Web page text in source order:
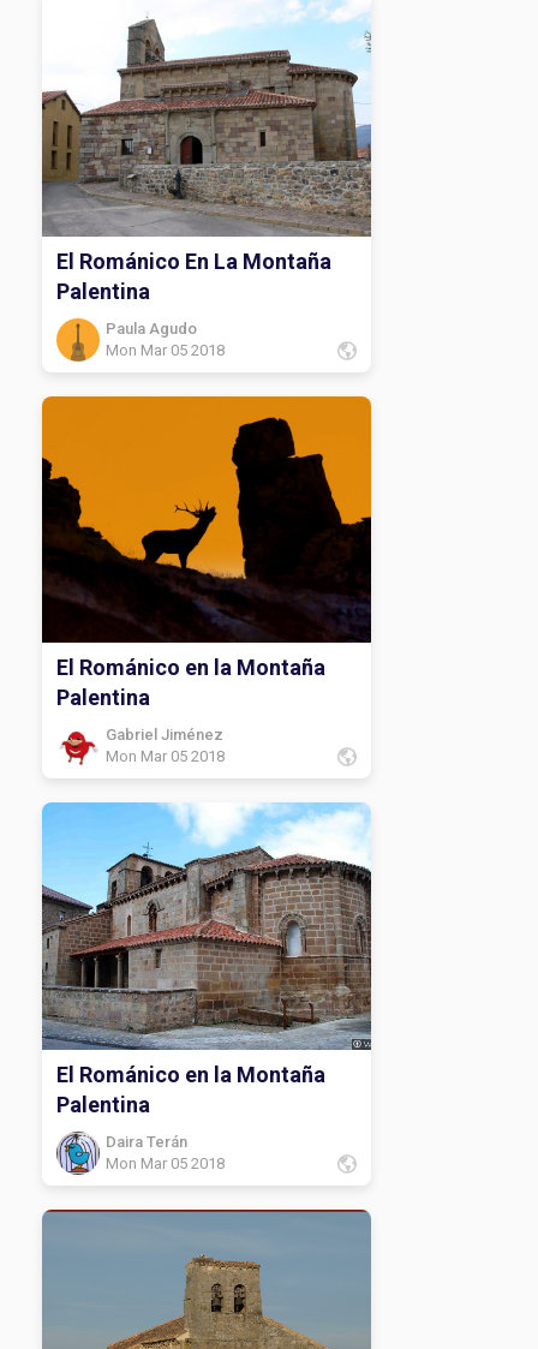
El Románico En La Montaña
Palentina
Paula Agudo
Mon Mar 05 2018
El Románico en la Montaña
Palentina
Gabriel Jiménez
Mon Mar 05 2018
El Románico en la Montaña
Palentina
Daira Terán
Mon Mar 05 2018